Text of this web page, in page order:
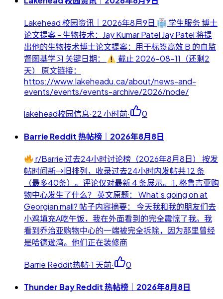
Lakehead 校园资讯｜2026年8月9日
学生服务 博士
论文提案 - 生物技术：Jay Kumar Patel Jay Patel 将提
出他的生物技术博士论文提案：用于标签高效 B 的自监
督图基学习 关键日期：
截止 2026-08-11（还剩2
天） 原文链接：
https://www.lakeheadu.ca/about/news-and-
events/events/events-archive/2026/node/
lakehead校园信息·22 小时前· 0
Barrie Reddit 热帖榜｜2026年8月8日
r/Barrie 过去24小时讨论榜（2026年8月8日） 按发
帖时间新→旧排列，收录过去24小时内发帖共 12 条
（最多40条）。评论仅对最新 4 条展示。 1. 格鲁吉亚购
物中心发生了什么？ 英文原题： What’s going on at
Georgian mall? 帖子内容摘要： 今天我和我的朋友们去
小鸡填充A吃午饭，我在外面看到的完全震惊了我。我
看到乔治亚购物中心的一端被完全拆除，因为那里曾经
是哈德逊湾。他们正在装修商
Barrie Reddit热帖·1 天前· 0
Thunder Bay Reddit 热帖榜｜2026年8月8日